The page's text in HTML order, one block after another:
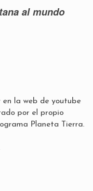
al mundo
en la web de youtube
por el propio
Planeta Tierra.